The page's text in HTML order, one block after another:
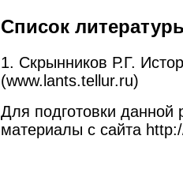
Список
1. Скрынников Р.Г.
(www.lants.tellur.ru)
Для подготовки
материалы с сайта